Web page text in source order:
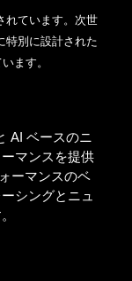
れています。次世
特別に設計された
ます。
AI ベースのニ
マンスを提供
ーマンスのベ
シングとニュ